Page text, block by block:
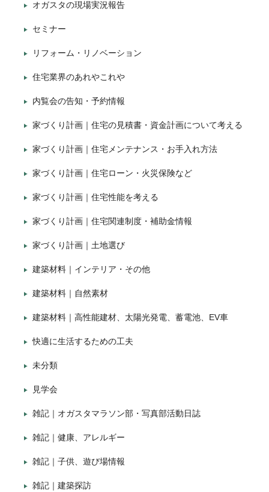
オガスタの現場実況報告
セミナー
リフォーム・リノベーション
住宅業界のあれやこれや
内覧会の告知・予約情報
家づくり計画｜住宅の見積書・資金計画について考える
家づくり計画｜住宅メンテナンス・お手入れ方法
家づくり計画｜住宅ローン・火災保険など
家づくり計画｜住宅性能を考える
家づくり計画｜住宅関連制度・補助金情報
家づくり計画｜土地選び
建築材料｜インテリア・その他
建築材料｜自然素材
建築材料｜高性能建材、太陽光発電、蓄電池、EV車
快適に生活するための工夫
未分類
見学会
雑記｜オガスタマラソン部・写真部活動日誌
雑記｜健康、アレルギー
雑記｜子供、遊び場情報
雑記｜建築探訪